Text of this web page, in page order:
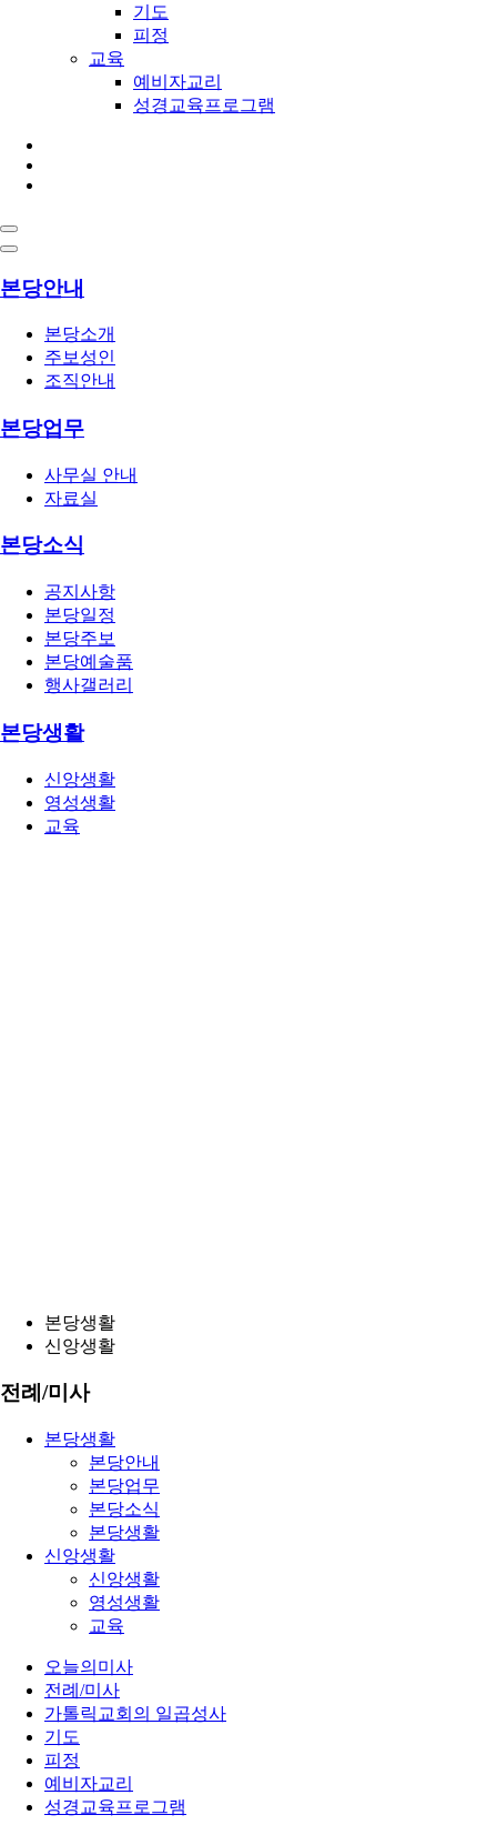
기도
피정
교육
예비자교리
성경교육프로그램
본당안내
본당소개
주보성인
조직안내
본당업무
사무실 안내
자료실
본당소식
공지사항
본당일정
본당주보
본당예술품
행사갤러리
본당생활
신앙생활
영성생활
교육
본당생활
신앙생활
전례/미사
본당생활
본당안내
본당업무
본당소식
본당생활
신앙생활
신앙생활
영성생활
교육
오늘의미사
전례/미사
가톨릭교회의 일곱성사
기도
피정
예비자교리
성경교육프로그램